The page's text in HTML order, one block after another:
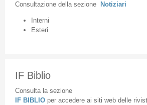
Consultazione della sezione Notiziari
Interni
Esteri
IF Biblio
Consulta la sezione
IF BIBLIO per accedere ai siti web delle